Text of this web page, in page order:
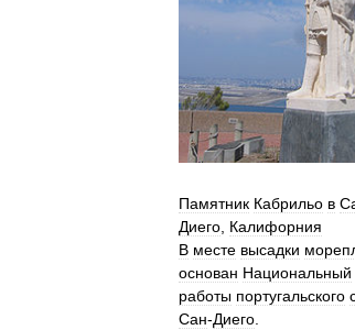
Памятник Кабрильо в
Диего, Калифорния
В месте высадки
основан Национальный
работы португальского
Сан-Диего.